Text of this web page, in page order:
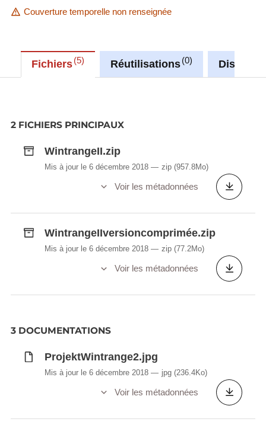
Couverture temporelle non renseignée
Fichiers 5 Réutilisations 0
2 FICHIERS PRINCIPAUX
WintrangeII.zip
Mis à jour le 6 décembre 2018 zip (957.8Mo)
Voir les métadonnées
WintrangeIIversioncomprimée.zip
Mis à jour le 6 décembre 2018 zip (77.2Mo)
Voir les métadonnées
3 DOCUMENTATIONS
ProjektWintrange2.jpg
Mis à jour le 6 décembre 2018 jpg (236.4Ko)
Voir les métadonnées